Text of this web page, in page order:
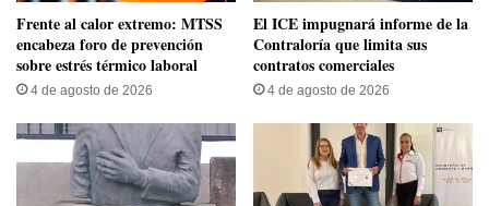
Frente al calor extremo: MTSS
encabeza foro de prevención
sobre estrés térmico laboral
4 de agosto de 2026
El ICE impugnará informe de la
Contraloría que limita sus
contratos comerciales
4 de agosto de 2026